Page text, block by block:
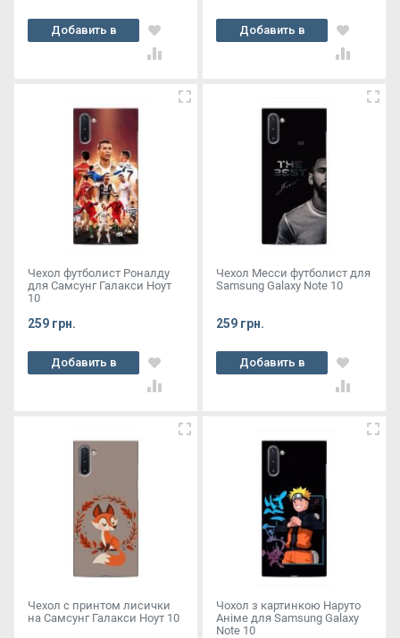
Добавить в
корзину
Добавить в
корзину
Чехол футболист Роналду
для Самсунг Галакси Ноут
10
259 грн.
Добавить в
корзину
Чехол Месси футболист для
Samsung Galaxy Note 10
259 грн.
Добавить в
корзину
Чехол с принтом лисички
на Самсунг Галакси Ноут 10
Чохол з картинкою Наруто
Аніме для Samsung Galaxy
Note 10